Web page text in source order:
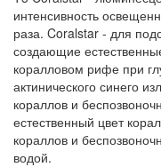
интенсивность
раза. Coralstar - для
создающие
коралловом рифе при
актинического синего
кораллов и
естественный цвет
кораллов и
водой.